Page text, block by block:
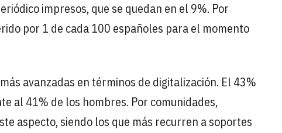
impresos, que se quedan en el 9%. Por
por 1 de cada 100 españoles para el momento
avanzadas en términos de digitalización. El 43%
al 41% de los hombres. Por comunidades,
aspecto, siendo los que más recurren a soportes